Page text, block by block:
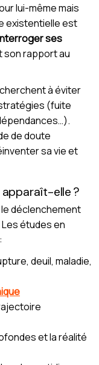
lui-même mais
existentielle est
ses
son rapport au
à éviter
(fuite
de doute
sa vie et
elle ?
déclenchement
Les études en
deuil, maladie,
et la réalité